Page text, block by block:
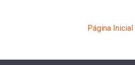
Página Inicial